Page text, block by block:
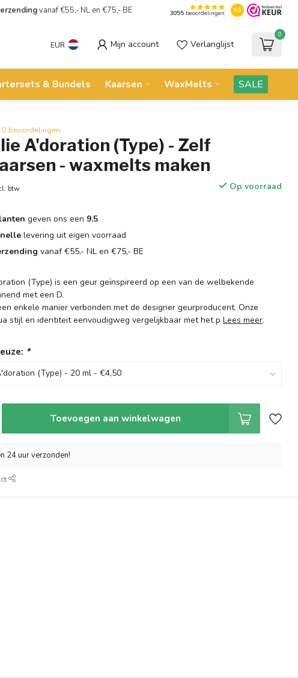
vanaf €55,- NL en €75,- BE 3055beoordelingen 9.5
EUR Mijn account Verlanglijst
0
& Bundels Kaarsen WaxMelts SALE
0 beoordelingen
A'doration (Type) - Zelf
- waxmelts maken
btw Op voorraad
geven ons een 9.5
levering uit eigen voorraad
vanaf €55,- NL en €75,- BE
(Type) is een geur geïnspireerd op een van de welbekende
met een D.
enkele manier verbonden met de designer geurproducent. Onze
stijl en identiteit eenvoudigweg vergelijkbaar met het pLees meer.
*
Toevoegen aan winkelwagen
24 uur verzonden!